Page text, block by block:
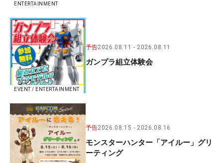
ENTERTAINMENT
EVENT / ENTERTAINMENT
予告2026.08.11 2026.08.11
ガンプラ組立体験会
予告2026.08.15 2026.08.16
モンスターハンター「アイルー」グリ
ーティング